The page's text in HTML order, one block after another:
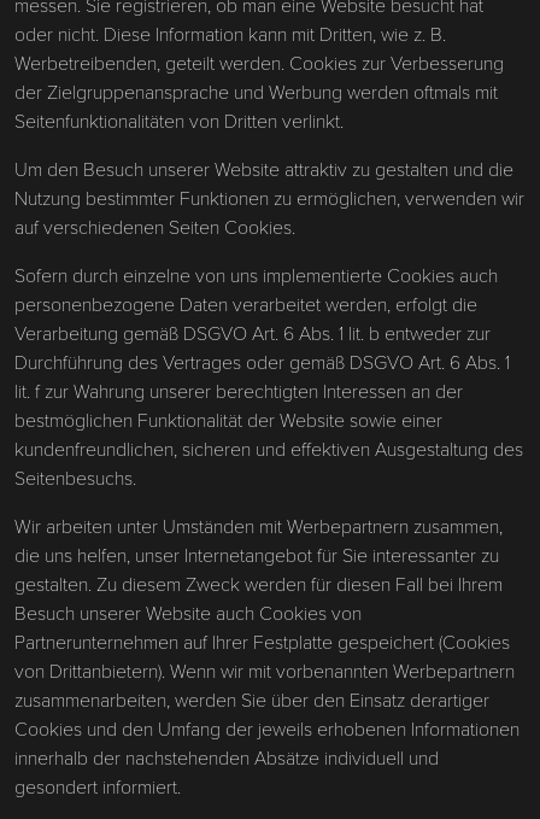
oder nicht. Diese Information kann mit Dritten, wie z. B.
Werbetreibenden, geteilt werden. Cookies zur Verbesserung
der Zielgruppenansprache und Werbung werden oftmals mit
Seitenfunktionalitäten von Dritten verlinkt.
Um den Besuch unserer Website attraktiv zu gestalten und die
Nutzung bestimmter Funktionen zu ermöglichen, verwenden wir
auf verschiedenen Seiten Cookies.
Sofern durch einzelne von uns implementierte Cookies auch
personenbezogene Daten verarbeitet werden, erfolgt die
Verarbeitung gemäß DSGVO Art. 6 Abs. 1 lit. b entweder zur
Durchführung des Vertrages oder gemäß DSGVO Art. 6 Abs. 1
lit. f zur Wahrung unserer berechtigten Interessen an der
bestmöglichen Funktionalität der Website sowie einer
kundenfreundlichen, sicheren und effektiven Ausgestaltung des
Seitenbesuchs.
Wir arbeiten unter Umständen mit Werbepartnern zusammen,
die uns helfen, unser Internetangebot für Sie interessanter zu
gestalten. Zu diesem Zweck werden für diesen Fall bei Ihrem
Besuch unserer Website auch Cookies von
Partnerunternehmen auf Ihrer Festplatte gespeichert (Cookies
von Drittanbietern). Wenn wir mit vorbenannten Werbepartnern
zusammenarbeiten, werden Sie über den Einsatz derartiger
Cookies und den Umfang der jeweils erhobenen Informationen
innerhalb der nachstehenden Absätze individuell und
gesondert informiert.